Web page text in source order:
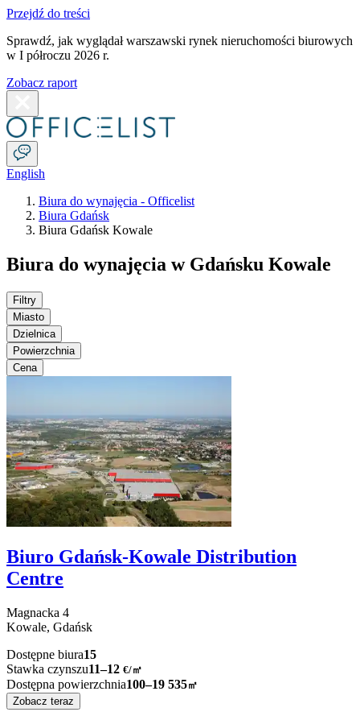
Przejdź do treści
Sprawdź, jak wyglądał warszawski rynek nieruchomości biurowych
w I półroczu 2026 r.
Zobacz raport
English
Biura do wynajęcia - Officelist
Biura Gdańsk
Biura Gdańsk Kowale
Biura do wynajęcia w Gdańsku Kowale
Filtry
Miasto
Dzielnica
Powierzchnia
Cena
Biuro Gdańsk-Kowale Distribution
Centre
Magnacka 4
Kowale, Gdańsk
Dostępne biura15
Stawka czynszu11–12 €/㎡
Dostępna powierzchnia100–19 535㎡
Zobacz teraz